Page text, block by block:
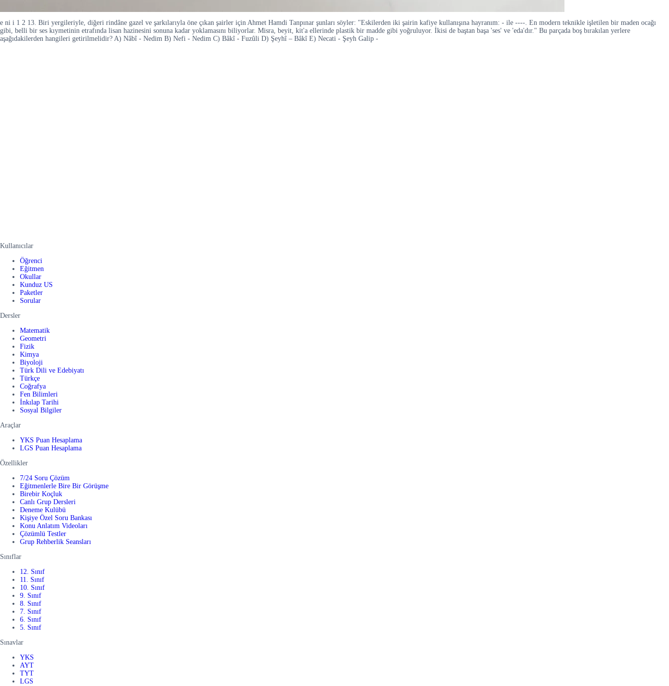
e ni i 1 2 13. Biri yergileriyle, diğeri rindâne gazel ve şarkılarıyla öne çıkan şairler için Ahmet Hamdi Tanpınar şunları söyler: "Eskilerden iki şairin kafiye kullanışına hayranım: - ile ----. En modern teknikle işletilen bir maden ocağı
gibi, belli bir ses kıymetinin etrafında lisan hazinesini sonuna kadar yoklamasını biliyorlar. Misra, beyit, kit'a ellerinde plastik bir madde gibi yoğruluyor. İkisi de baştan başa 'ses' ve 'eda'dır." Bu parçada boş bırakılan yerlere
aşağıdakilerden hangileri getirilmelidir? A) Nâbî - Nedim B) Nefi - Nedim C) Bâkî - Fuzûli D) Şeyhî – Bâkî E) Necati - Şeyh Galip -
Kullanıcılar
Öğrenci
Eğitmen
Okullar
Kunduz US
Paketler
Sorular
Dersler
Matematik
Geometri
Fizik
Kimya
Biyoloji
Türk Dili ve Edebiyatı
Türkçe
Coğrafya
Fen Bilimleri
İnkılap Tarihi
Sosyal Bilgiler
Araçlar
YKS Puan Hesaplama
LGS Puan Hesaplama
Özellikler
7/24 Soru Çözüm
Eğitmenlerle Bire Bir Görüşme
Birebir Koçluk
Canlı Grup Dersleri
Deneme Kulübü
Kişiye Özel Soru Bankası
Konu Anlatım Videoları
Çözümlü Testler
Grup Rehberlik Seansları
Sınıflar
12. Sınıf
11. Sınıf
10. Sınıf
9. Sınıf
8. Sınıf
7. Sınıf
6. Sınıf
5. Sınıf
Sınavlar
YKS
AYT
TYT
LGS